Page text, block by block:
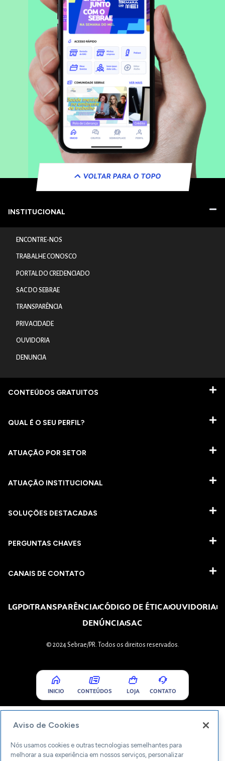
VOLTAR PARA O TOPO
INSTITUCIONAL
ENCONTRE-NOS
TRABALHE CONOSCO
PORTAL DO CREDENCIADO
SAC DO SEBRAE
TRANSPARÊNCIA
PRIVACIDADE
OUVIDORIA
DENUNCIA
CONTEÚDOS GRATUITOS
QUAL É O SEU PERFIL?
ATUAÇÃO POR SETOR
ATUAÇÃO INSTITUCIONAL
SOLUÇÕES DESTACADAS
PERGUNTAS CHAVES​
CANAIS DE CONTATO
LGPDTRANSPARÊNCIACÓDIGO DE ÉTICAOUVIDORIA
DENÚNCIASAC
© 2024 Sebrae/PR. Todos os direitos reservados.
INICIO CONTEÚDOS LOJA CONTATO
Aviso de Cookies
Nós usamos cookies e outras tecnologias semelhantes para
melhorar a sua experiência em nossos serviços, personalizar